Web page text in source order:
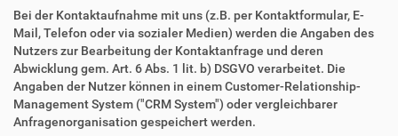
Bei der Kontaktaufnahme mit uns (z.B. per Kontaktformular, E-
Mail, Telefon oder via sozialer Medien) werden die Angaben des
Nutzers zur Bearbeitung der Kontaktanfrage und deren
Abwicklung gem. Art. 6 Abs. 1 lit. b) DSGVO verarbeitet. Die
Angaben der Nutzer können in einem Customer-Relationship-
Management System ("CRM System") oder vergleichbarer
Anfragenorganisation gespeichert werden.